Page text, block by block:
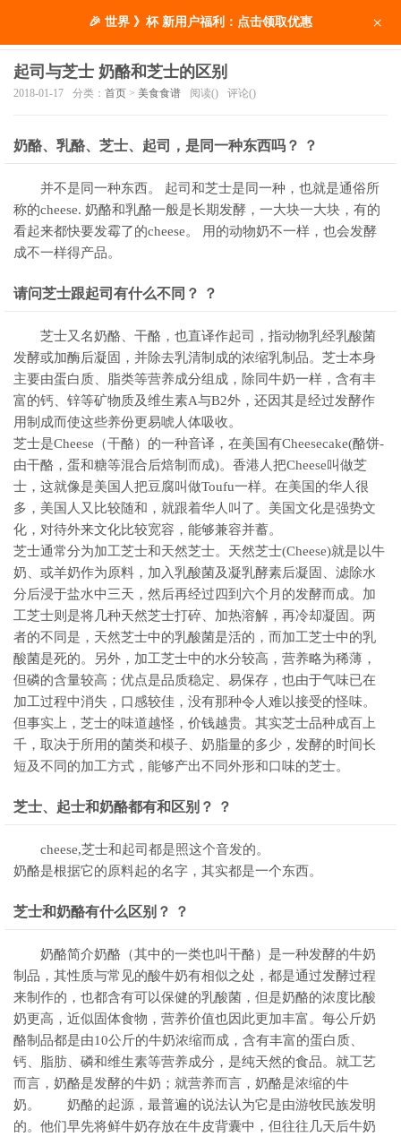
起司与芝士 奶酪和芝士的区别
2018-01-17 分类： 首页 > 美食食谱 阅读() 评论()
奶酪、乳酪、芝士、起司，是同一种东西吗？ ？
并不是同一种东西。 起司和芝士是同一种，也就是通俗所
称的cheese. 奶酪和乳酪一般是长期发酵，一大块一大块，有的
看起来都快要发霉了的cheese。 用的动物奶不一样，也会发酵
成不一样得产品。
请问芝士跟起司有什么不同？ ？
芝士又名奶酪、干酪，也直译作起司，指动物乳经乳酸菌
发酵或加酶后凝固，并除去乳清制成的浓缩乳制品。芝士本身
主要由蛋白质、脂类等营养成分组成，除同牛奶一样，含有丰
富的钙、锌等矿物质及维生素A与B2外，还因其是经过发酵作
用制成而使这些养份更易唬人体吸收。
芝士是Cheese（干酪）的一种音译，在美国有Cheesecake(酪饼-
由干酪，蛋和糖等混合后焙制而成)。香港人把Cheese叫做芝
士，这就像是美国人把豆腐叫做Toufu一样。在美国的华人很
多，美国人又比较随和，就跟着华人叫了。美国文化是强势文
化，对待外来文化比较宽容，能够兼容并蓄。
芝士通常分为加工芝士和天然芝士。天然芝士(Cheese)就是以牛
奶、或羊奶作为原料，加入乳酸菌及凝乳酵素后凝固、滤除水
分后浸于盐水中三天，然后再经过四到六个月的发酵而成。加
工芝士则是将几种天然芝士打碎、加热溶解，再冷却凝固。两
者的不同是，天然芝士中的乳酸菌是活的，而加工芝士中的乳
酸菌是死的。另外，加工芝士中的水分较高，营养略为稀薄，
但磷的含量较高；优点是品质稳定、易保存，也由于气味已在
加工过程中消失，口感较佳，没有那种令人难以接受的怪味。
但事实上，芝士的味道越怪，价钱越贵。其实芝士品种成百上
千，取决于所用的菌类和模子、奶脂量的多少，发酵的时间长
短及不同的加工方式，能够产出不同外形和口味的芝士。
芝士、起士和奶酪都有和区别？ ？
cheese,芝士和起司都是照这个音发的。
奶酪是根据它的原料起的名字，其实都是一个东西。
芝士和奶酪有什么区别？ ？
奶酪简介奶酪（其中的一类也叫干酪）是一种发酵的牛奶
制品，其性质与常见的酸牛奶有相似之处，都是通过发酵过程
来制作的，也都含有可以保健的乳酸菌，但是奶酪的浓度比酸
奶更高，近似固体食物，营养价值也因此更加丰富。每公斤奶
酪制品都是由10公斤的牛奶浓缩而成，含有丰富的蛋白质、
钙、脂肪、磷和维生素等营养成分，是纯天然的食品。就工艺
而言，奶酪是发酵的牛奶；就营养而言，奶酪是浓缩的牛
奶。 奶酪的起源，最普遍的说法认为它是由游牧民族发明
的。他们早先将鲜牛奶存放在牛皮背囊中，但往往几天后牛奶
🎉 世界 》杯 新用户福利：点击领取优惠 ×